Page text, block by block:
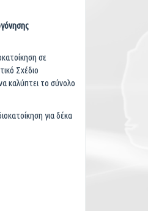
σε
Σχέδιο
καλύπτει το σύνολο
για δέκα